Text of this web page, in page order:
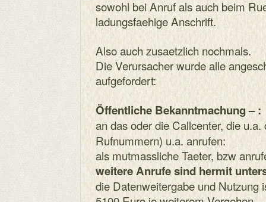
sowohl bei Anruf als auch beim
ladungsfaehige Anschrift.
Also auch zusaetzlich nochmals.
Die Verursacher wurde alle
aufgefordert:
Öffentliche Bekanntmachung – :
an das oder die Callcenter, die
Rufnummern) u.a. anrufen:
als mutmassliche Taeter, bzw
weitere Anrufe sind hermit
die Datenweitergabe und Nutzung